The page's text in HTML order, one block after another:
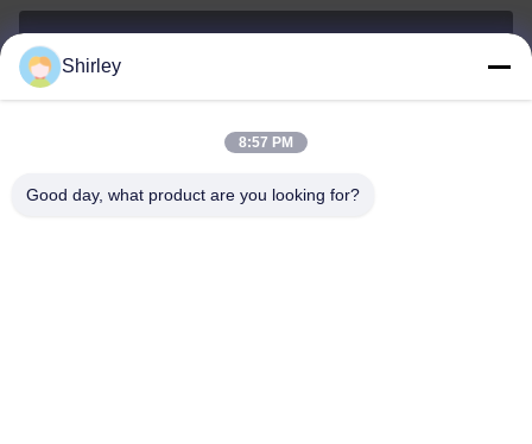
E-Mail-Adresse
0086-18148506772
Shirley
8:57 PM
Good day, what product are you looking for?